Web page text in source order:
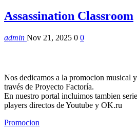
Assassination Classroom
admin Nov 21, 2025 0 0
Nos dedicamos a la promocion musical
través de Proyecto Factoría.
En nuestro portal incluimos tambien
players directos de Youtube y OK.ru
Promocion